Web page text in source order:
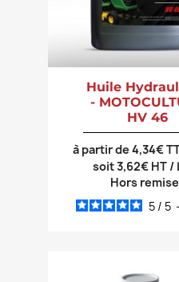
Huile
-
HV 46
à partir de 4,34€
soit 3,62€ HT /
Hors
5 / 5